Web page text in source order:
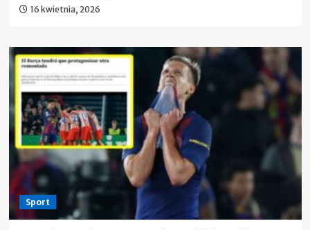
16 kwietnia, 2026
Sport